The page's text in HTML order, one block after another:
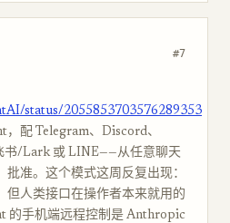
#7
status/2055853703576289353
配 Telegram、Discord、
书/Lark 或 LINE——从任意聊天
准。这个模式这周反复出现：
但人类接口在操作者本来就用的
的手机端远程控制是 Anthropic